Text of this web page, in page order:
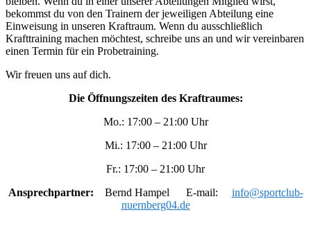
bekommst du von den Trainern der jeweiligen Abteilung eine
Einweisung in unseren Kraftraum. Wenn du ausschließlich
Krafttraining machen möchtest, schreibe uns an und wir vereinbaren
einen Termin für ein Probetraining.
Wir freuen uns auf dich.
Die Öffnungszeiten des Kraftraumes:
Mo.: 17:00 – 21:00 Uhr
Mi.: 17:00 – 21:00 Uhr
Fr.: 17:00 – 21:00 Uhr
Ansprechpartner: Bernd Hampel E-mail: info@sportclub-
nuernberg04.de